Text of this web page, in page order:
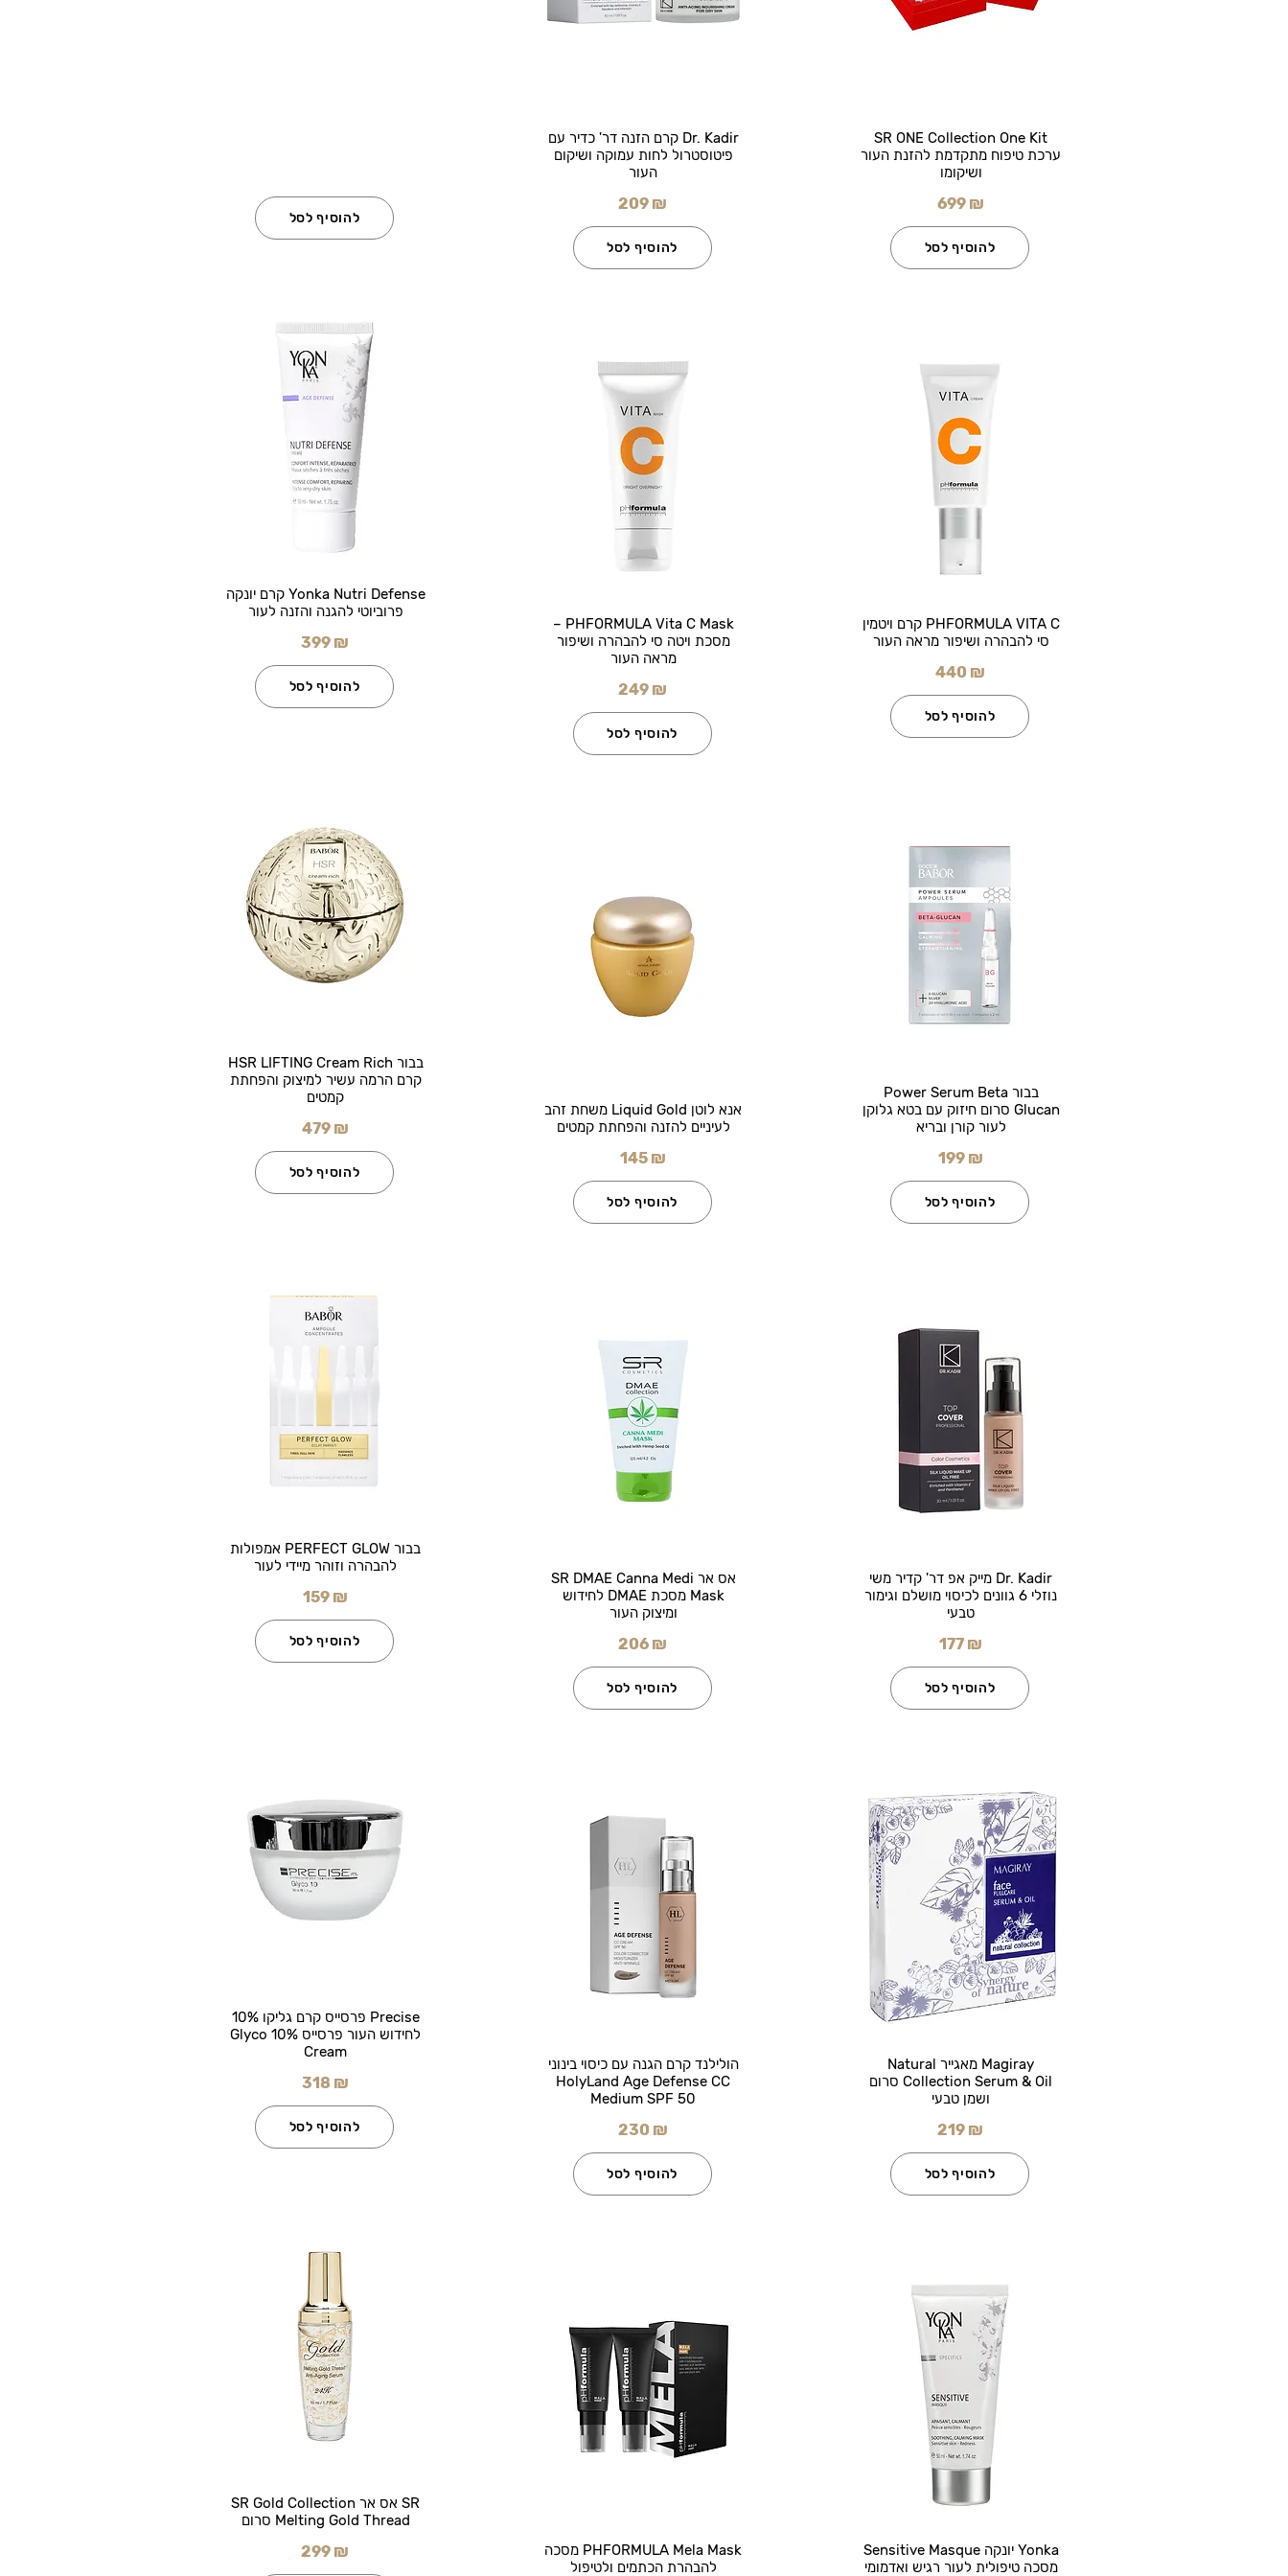
להוסיף לסל
Yonka Nutri Defense קרם יונקה
פרוביוטי להגנה והזנה לעור
399 ₪
להוסיף לסל
בבור HSR LIFTING Cream Rich
קרם הרמה עשיר למיצוק והפחתת
קמטים
479 ₪
להוסיף לסל
בבור PERFECT GLOW אמפולות
להבהרה וזוהר מיידי לעור
159 ₪
להוסיף לסל
Precise פרסייס קרם גליקו 10%
לחידוש העור פרסייס Glyco 10%
Cream
318 ₪
להוסיף לסל
SR אס אר SR Gold Collection
Melting Gold Thread סרום
299 ₪
Dr. Kadir קרם הזנה דר' כדיר עם
פיטוסטרול לחות עמוקה ושיקום
העור
209 ₪
להוסיף לסל
PHFORMULA Vita C Mask –
מסכת ויטה סי להבהרה ושיפור
מראה העור
249 ₪
להוסיף לסל
אנא לוטן Liquid Gold משחת זהב
לעיניים להזנה והפחתת קמטים
145 ₪
להוסיף לסל
אס אר SR DMAE Canna Medi
Mask מסכת DMAE לחידוש
ומיצוק העור
206 ₪
להוסיף לסל
הולילנד קרם הגנה עם כיסוי בינוני
HolyLand Age Defense CC
Medium SPF 50
230 ₪
להוסיף לסל
PHFORMULA Mela Mask מסכה
להבהרת הכתמים ולטיפול
SR ONE Collection One Kit
ערכת טיפוח מתקדמת להזנת העור
ושיקומו
699 ₪
להוסיף לסל
PHFORMULA VITA C קרם ויטמין
סי להבהרה ושיפור מראה העור
440 ₪
להוסיף לסל
בבור Power Serum Beta
Glucan סרום חיזוק עם בטא גלוקן
לעור קורן ובריא
199 ₪
להוסיף לסל
Dr. Kadir מייק אפ דר' קדיר משי
נוזלי 6 גוונים לכיסוי מושלם וגימור
טבעי
177 ₪
להוסיף לסל
Magiray מאגייר Natural
Collection Serum & Oil סרום
ושמן טבעי
219 ₪
להוסיף לסל
Yonka יונקה Sensitive Masque
מסכה טיפולית לעור רגיש ואדמומי